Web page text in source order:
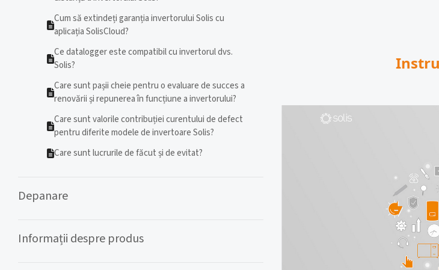
Cum să extindeți garanția invertorului Solis cu
aplicația SolisCloud?
Ce datalogger este compatibil cu invertorul dvs.
Solis?
Care sunt pașii cheie pentru o evaluare de succes a
renovării și repunerea în funcțiune a invertorului?
Care sunt valorile contribuției curentului de defect
pentru diferite modele de invertoare Solis?
Care sunt lucrurile de făcut și de evitat?
Depanare
Informații despre produs